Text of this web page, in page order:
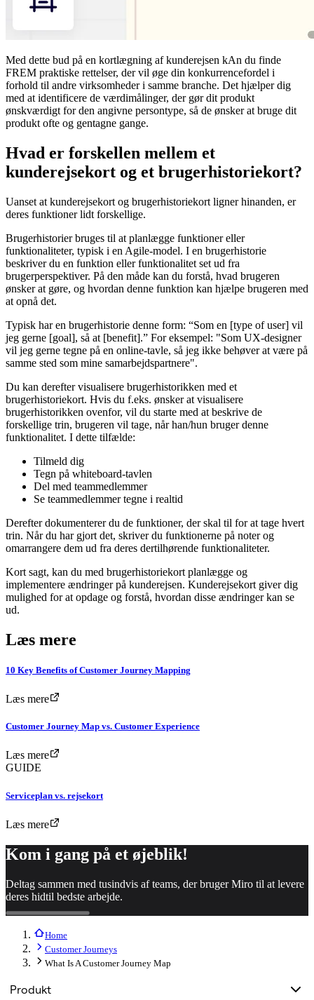
Med dette bud på en kortlægning af kunderejsen kAn du finde
FREM praktiske rettelser, der vil øge din konkurrencefordel i
forhold til andre virksomheder i samme branche. Det hjælper dig
med at identificere de værdimålinger, der gør dit produkt
ønskværdigt for den angivne persontype, så de ønsker at bruge dit
produkt ofte og gentagne gange.
Hvad er forskellen mellem et
kunderejsekort og et brugerhistoriekort?
Uanset at kunderejsekort og brugerhistoriekort ligner hinanden, er
deres funktioner lidt forskellige.
Brugerhistorier bruges til at planlægge funktioner eller
funktionaliteter, typisk i en Agile-model. I en brugerhistorie
beskriver du en funktion eller funktionalitet set ud fra
brugerperspektiver. På den måde kan du forstå, hvad brugeren
ønsker at gøre, og hvordan denne funktion kan hjælpe brugeren med
at opnå det.
Typisk har en brugerhistorie denne form: “Som en [type of user] vil
jeg gerne [goal], så at [benefit].” For eksempel: "Som UX-designer
vil jeg gerne tegne på en online-tavle, så jeg ikke behøver at være på
samme sted som mine samarbejdspartnere".
Du kan derefter visualisere brugerhistorikken med et
brugerhistoriekort. Hvis du f.eks. ønsker at visualisere
brugerhistorikken ovenfor, vil du starte med at beskrive de
forskellige trin, brugeren vil tage, når han/hun bruger denne
funktionalitet. I dette tilfælde:
Tilmeld dig
Tegn på whiteboard-tavlen
Del med teammedlemmer
Se teammedlemmer tegne i realtid
Derefter dokumenterer du de funktioner, der skal til for at tage hvert
trin. Når du har gjort det, skriver du funktionerne på noter og
omarrangere dem ud fra deres dertilhørende funktionaliteter.
Kort sagt, kan du med brugerhistoriekort planlægge og
implementere ændringer på kunderejsen. Kunderejsekort giver dig
mulighed for at opdage og forstå, hvordan disse ændringer kan se
ud.
Læs mere
10 Key Benefits of Customer Journey Mapping
Læs mere
Customer Journey Map vs. Customer Experience
Læs mere
GUIDE
Serviceplan vs. rejsekort
Læs mere
Kom i gang på et øjeblik!
Deltag sammen med tusindvis af teams, der bruger Miro til at levere
deres hidtil bedste arbejde.
Home
Customer Journeys
What Is A Customer Journey Map
Produkt